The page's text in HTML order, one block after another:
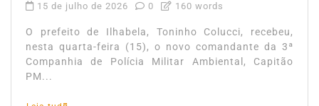
15 de julho de 2026 0 160 words
O prefeito de Ilhabela, Toninho Colucci, recebeu,
nesta quarta-feira (15), o novo comandante da 3ª
Companhia de Polícia Militar Ambiental, Capitão
PM...